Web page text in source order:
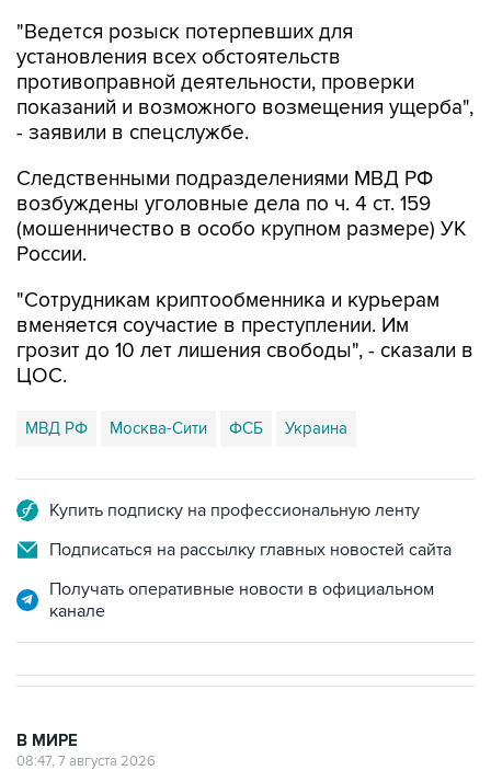
"Ведется розыск потерпевших для
установления всех обстоятельств
противоправной деятельности, проверки
показаний и возможного возмещения ущерба",
- заявили в спецслужбе.
Следственными подразделениями МВД РФ
возбуждены уголовные дела по ч. 4 ст. 159
(мошенничество в особо крупном размере) УК
России.
"Сотрудникам криптообменника и курьерам
вменяется соучастие в преступлении. Им
грозит до 10 лет лишения свободы", - сказали в
ЦОС.
МВД РФ Москва-Сити ФСБ Украина
Купить подписку на профессиональную ленту
Подписаться на рассылку главных новостей сайта
Получать оперативные новости в официальном
канале
В МИРЕ
08:47, 7 августа 2026